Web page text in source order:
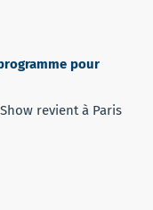
pour
revient à Paris